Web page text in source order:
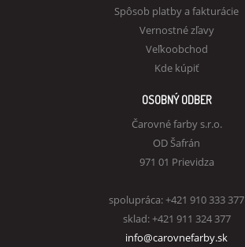
Spôsob platby a fakturácie
Vernostné zľavy
Veľkoobchod
Kde kúpiť
OSOBNÝ ODBER
Čarovné farby s.r.o.
OD Šafrán
971 01 Prievidza
spolupráca: +421 910 333 377
sklad: +421 911 324 377
info@carovnefarby.sk